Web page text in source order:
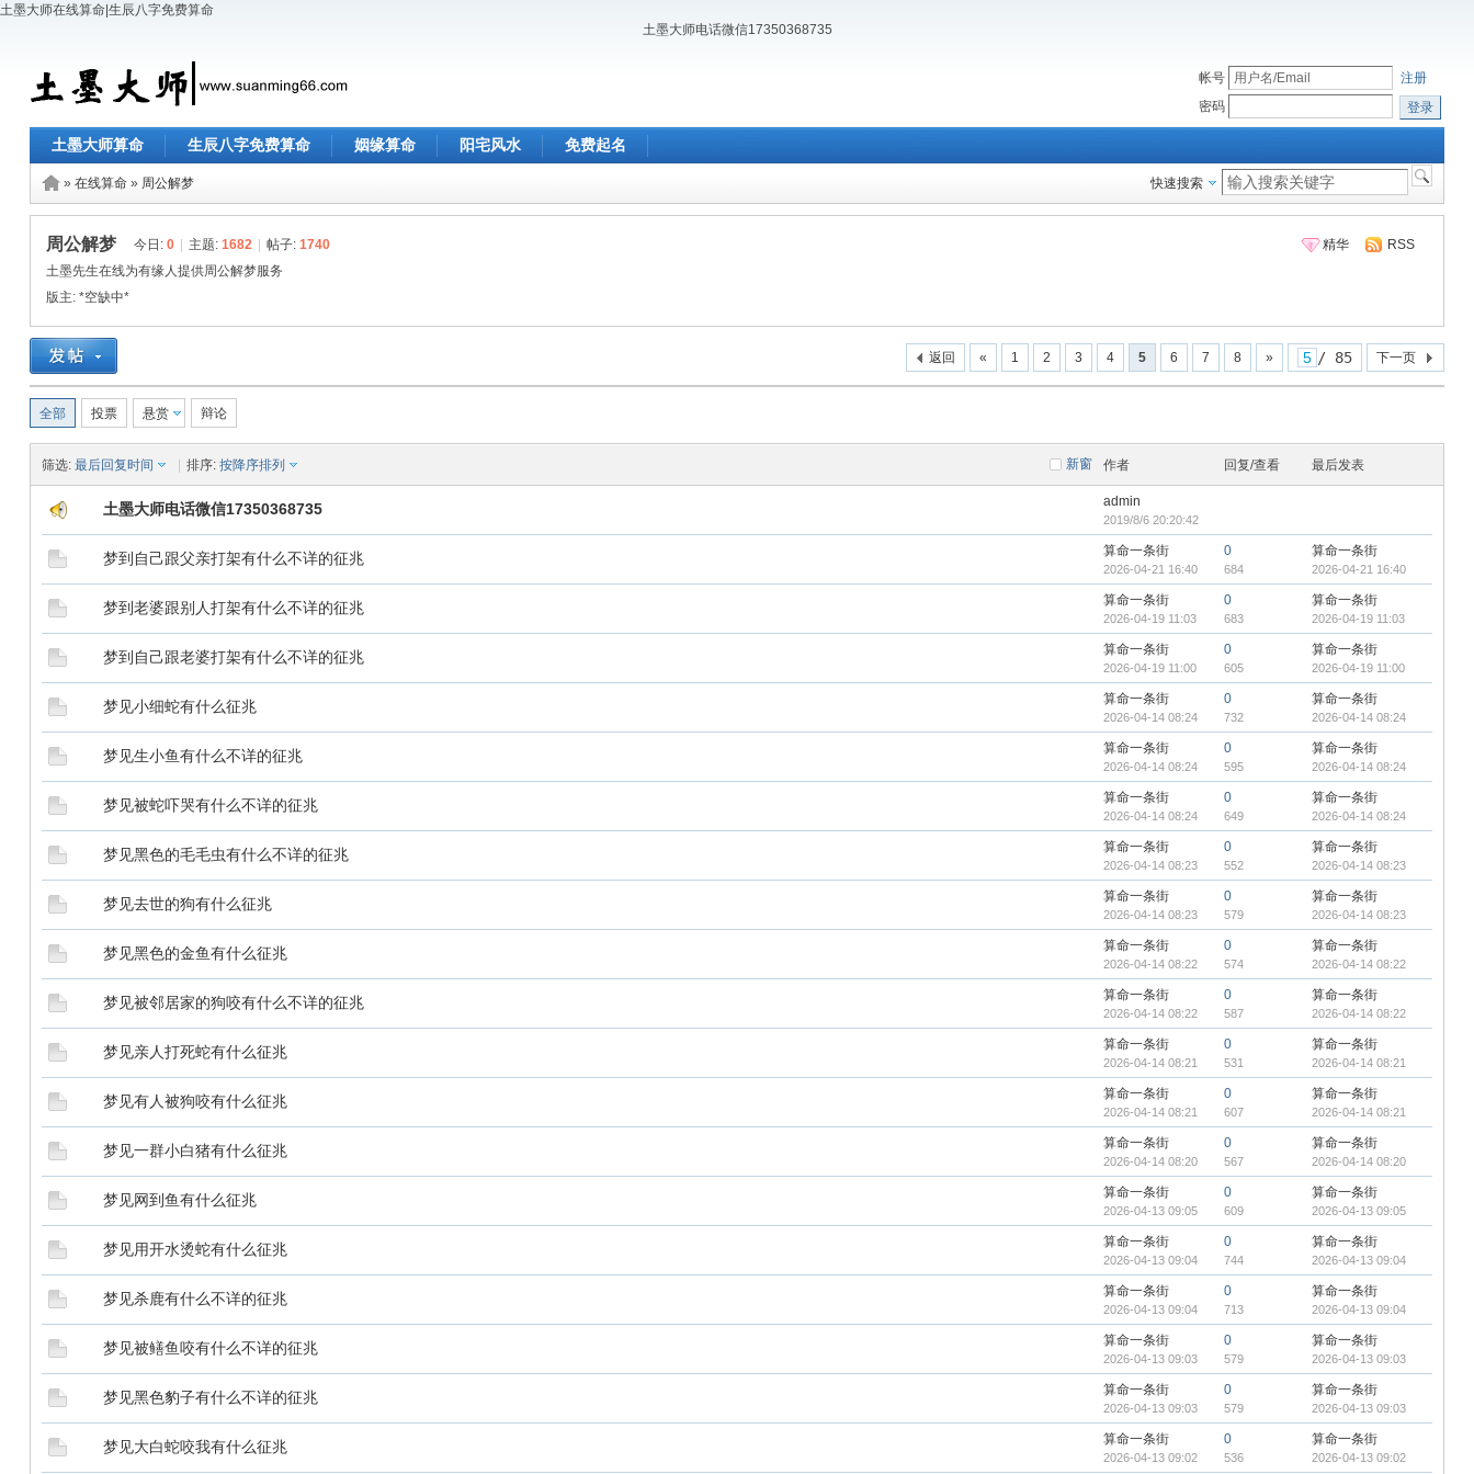
土墨大师在线算命|生辰八字免费算命
土墨大师电话微信17350368735
帐号
注册
密码
登录
土墨大师算命 生辰八字免费算命 姻缘算命 阳宅风水 免费起名
快速搜索
» 在线算命» 周公解梦
精华 RSS
周公解梦 今日: 0 主题: 1682 帖子: 1740
土墨先生在线为有缘人提供周公解梦服务
版主: *空缺中*
返回 « 1 2 3 4 5 6 7 8 » / 85 下一页
全部 投票 悬赏 辩论
新窗
筛选: 最后回复时间 排序: 按降序排列 作者 回复/查看 最后发表
土墨大师电话微信17350368735 admin
2019/8/6 20:20:42
梦到自己跟父亲打架有什么不详的征兆 算命一条街
2026-04-21 16:40
0
684
算命一条街
2026-04-21 16:40
梦到老婆跟别人打架有什么不详的征兆 算命一条街
2026-04-19 11:03
0
683
算命一条街
2026-04-19 11:03
梦到自己跟老婆打架有什么不详的征兆 算命一条街
2026-04-19 11:00
0
605
算命一条街
2026-04-19 11:00
梦见小细蛇有什么征兆 算命一条街
2026-04-14 08:24
0
732
算命一条街
2026-04-14 08:24
梦见生小鱼有什么不详的征兆 算命一条街
2026-04-14 08:24
0
595
算命一条街
2026-04-14 08:24
梦见被蛇吓哭有什么不详的征兆 算命一条街
2026-04-14 08:24
0
649
算命一条街
2026-04-14 08:24
梦见黑色的毛毛虫有什么不详的征兆 算命一条街
2026-04-14 08:23
0
552
算命一条街
2026-04-14 08:23
梦见去世的狗有什么征兆 算命一条街
2026-04-14 08:23
0
579
算命一条街
2026-04-14 08:23
梦见黑色的金鱼有什么征兆 算命一条街
2026-04-14 08:22
0
574
算命一条街
2026-04-14 08:22
梦见被邻居家的狗咬有什么不详的征兆 算命一条街
2026-04-14 08:22
0
587
算命一条街
2026-04-14 08:22
梦见亲人打死蛇有什么征兆 算命一条街
2026-04-14 08:21
0
531
算命一条街
2026-04-14 08:21
梦见有人被狗咬有什么征兆 算命一条街
2026-04-14 08:21
0
607
算命一条街
2026-04-14 08:21
梦见一群小白猪有什么征兆 算命一条街
2026-04-14 08:20
0
567
算命一条街
2026-04-14 08:20
梦见网到鱼有什么征兆 算命一条街
2026-04-13 09:05
0
609
算命一条街
2026-04-13 09:05
梦见用开水烫蛇有什么征兆 算命一条街
2026-04-13 09:04
0
744
算命一条街
2026-04-13 09:04
梦见杀鹿有什么不详的征兆 算命一条街
2026-04-13 09:04
0
713
算命一条街
2026-04-13 09:04
梦见被鳝鱼咬有什么不详的征兆 算命一条街
2026-04-13 09:03
0
579
算命一条街
2026-04-13 09:03
梦见黑色豹子有什么不详的征兆 算命一条街
2026-04-13 09:03
0
579
算命一条街
2026-04-13 09:03
梦见大白蛇咬我有什么征兆 算命一条街
2026-04-13 09:02
0
536
算命一条街
2026-04-13 09:02